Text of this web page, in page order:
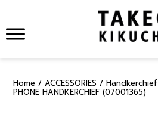
content
Home / ACCESSORIES / Handkerchief
PHONE HANDKERCHIEF (07001365)